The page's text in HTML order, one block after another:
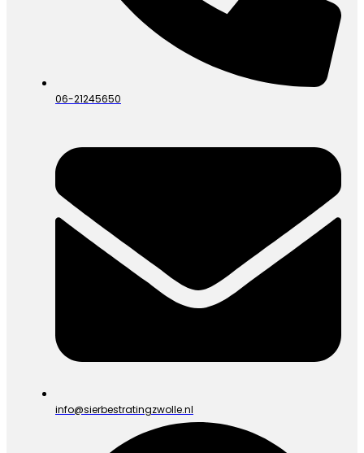
06-21245650
info@sierbestratingzwolle.nl